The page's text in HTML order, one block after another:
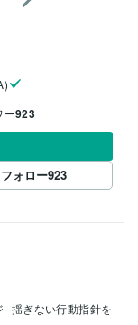
ー923
フォロー923
揺ぎない行動指針を